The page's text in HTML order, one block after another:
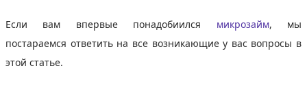
Если вам впервые понадобиился микрозайм, мы
постараемся ответить на все возникающие у вас вопросы в
этой статье.